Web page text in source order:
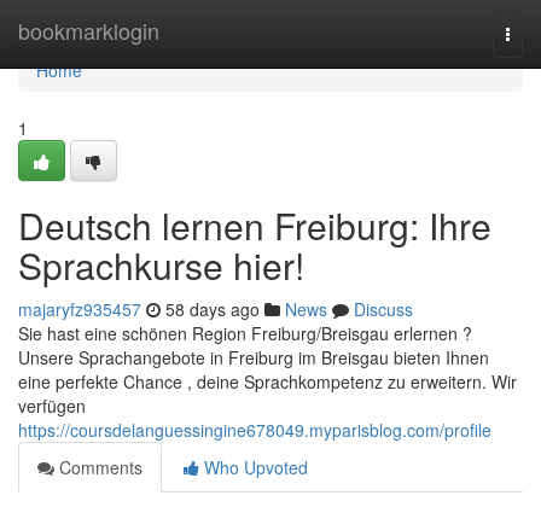
bookmarklogin
Home
Home
1
Deutsch lernen Freiburg: Ihre
Sprachkurse hier!
majaryfz935457 58 days ago News
Discuss
Sie hast eine schönen Region Freiburg/Breisgau erlernen ?
Unsere Sprachangebote in Freiburg im Breisgau bieten Ihnen
eine perfekte Chance , deine Sprachkompetenz zu erweitern. Wir
verfügen
https://coursdelanguessingine678049.myparisblog.com/profile
Comments
Who Upvoted